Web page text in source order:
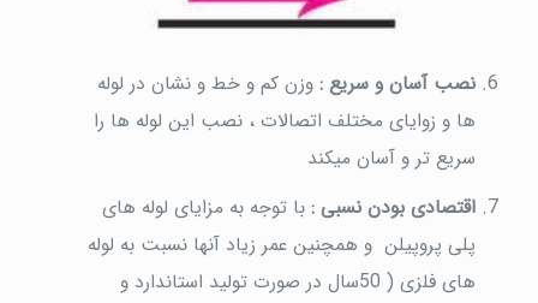
نصب آسان و سریع :وزن کم و خط و نشان در لوله
ها و زوایای مختلف اتصالات ، نصب این لوله ها را
سریع تر و آسان میکند
اقتصادی بودن نسبی :با توجه به مزایای لوله های
پلی پروپیلن و همچنین عمر زیاد آنها نسبت به لوله
های فلزی ( 50سال در صورت تولید استاندارد و